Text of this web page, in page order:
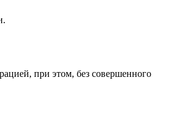
при этом, без совершенного